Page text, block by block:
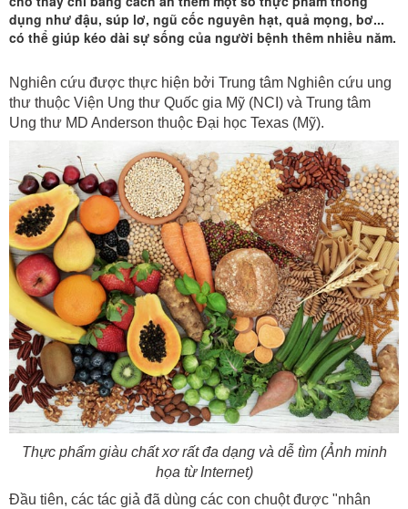
dụng như đậu, súp lơ, ngũ cốc nguyên hạt, quả mọng, bơ...
có thể giúp kéo dài sự sống của người bệnh thêm nhiều năm.
Nghiên cứu được thực hiện bởi Trung tâm Nghiên cứu ung
thư thuộc Viện Ung thư Quốc gia Mỹ (NCI) và Trung tâm
Ung thư MD Anderson thuộc Đại học Texas (Mỹ).
Thực phẩm giàu chất xơ rất đa dạng và dễ tìm (Ảnh minh
họa từ Internet)
Đầu tiên, các tác giả đã dùng các con chuột được "nhân